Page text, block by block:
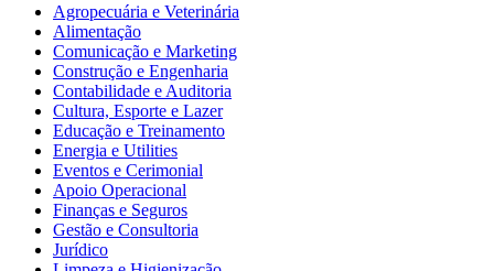
Agropecuária e Veterinária
Alimentação
Comunicação e Marketing
Construção e Engenharia
Contabilidade e Auditoria
Cultura, Esporte e Lazer
Educação e Treinamento
Energia e Utilities
Eventos e Cerimonial
Apoio Operacional
Finanças e Seguros
Gestão e Consultoria
Jurídico